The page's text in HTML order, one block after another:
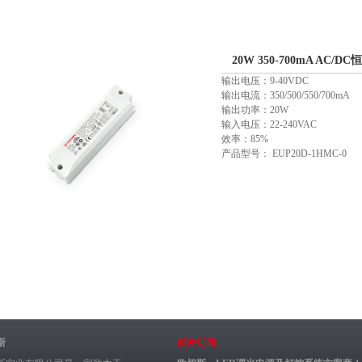
20W 350-700mA AC/DC
输出电压：9-40VDC
输出电流：350/500/550/700mA
输出功率：20W
输入电压：22-240VAC
效率：85%
产品型号： EUP20D-1HMC-0
邮件订阅